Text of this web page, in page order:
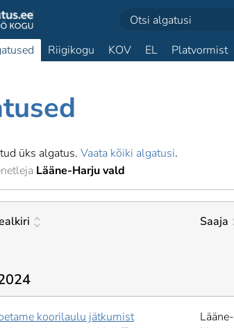
Riigikogu KOV EL Platvormist
üks algatus. Vaata kõiki algatusi.
Lääne-Harju vald
Saaja
koorilaulu jätkumist
Lääne-